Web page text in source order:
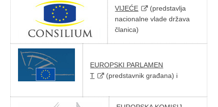
VIJEĆE
(predstavlja
nacionalne vlade država
članica)
EUROPSKI PARLAMEN
T
(predstavnik građana) i